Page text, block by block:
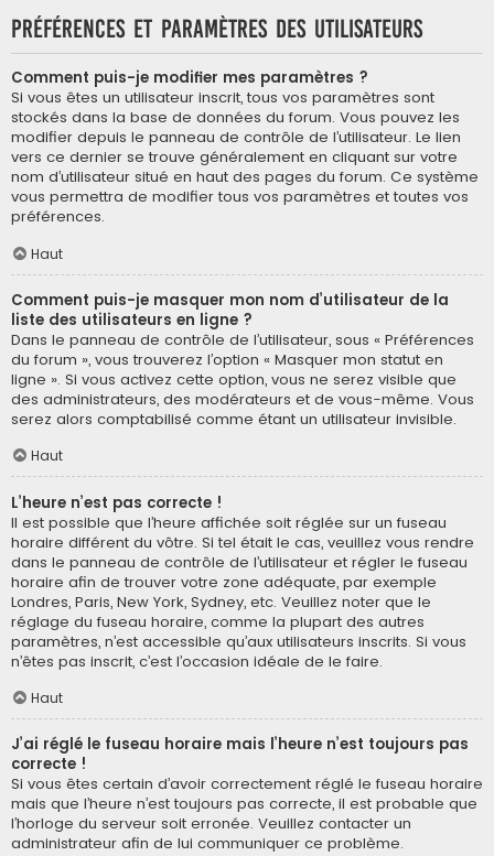
Préférences et paramètres des utilisateurs
Comment puis-je modifier mes paramètres ?
Si vous êtes un utilisateur inscrit, tous vos paramètres sont
stockés dans la base de données du forum. Vous pouvez les
modifier depuis le panneau de contrôle de l’utilisateur. Le lien
vers ce dernier se trouve généralement en cliquant sur votre
nom d’utilisateur situé en haut des pages du forum. Ce système
vous permettra de modifier tous vos paramètres et toutes vos
préférences.
Haut
Comment puis-je masquer mon nom d’utilisateur de la
liste des utilisateurs en ligne ?
Dans le panneau de contrôle de l’utilisateur, sous « Préférences
du forum », vous trouverez l’option « Masquer mon statut en
ligne ». Si vous activez cette option, vous ne serez visible que
des administrateurs, des modérateurs et de vous-même. Vous
serez alors comptabilisé comme étant un utilisateur invisible.
Haut
L’heure n’est pas correcte !
Il est possible que l’heure affichée soit réglée sur un fuseau
horaire différent du vôtre. Si tel était le cas, veuillez vous rendre
dans le panneau de contrôle de l’utilisateur et régler le fuseau
horaire afin de trouver votre zone adéquate, par exemple
Londres, Paris, New York, Sydney, etc. Veuillez noter que le
réglage du fuseau horaire, comme la plupart des autres
paramètres, n’est accessible qu’aux utilisateurs inscrits. Si vous
n’êtes pas inscrit, c’est l’occasion idéale de le faire.
Haut
J’ai réglé le fuseau horaire mais l’heure n’est toujours pas
correcte !
Si vous êtes certain d’avoir correctement réglé le fuseau horaire
mais que l’heure n’est toujours pas correcte, il est probable que
l’horloge du serveur soit erronée. Veuillez contacter un
administrateur afin de lui communiquer ce problème.